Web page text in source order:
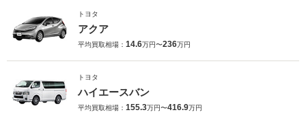
トヨタ
アクア
平均買取相場： 14.6万円〜236万円
トヨタ
ハイエースバン
平均買取相場： 155.3万円〜416.9万円